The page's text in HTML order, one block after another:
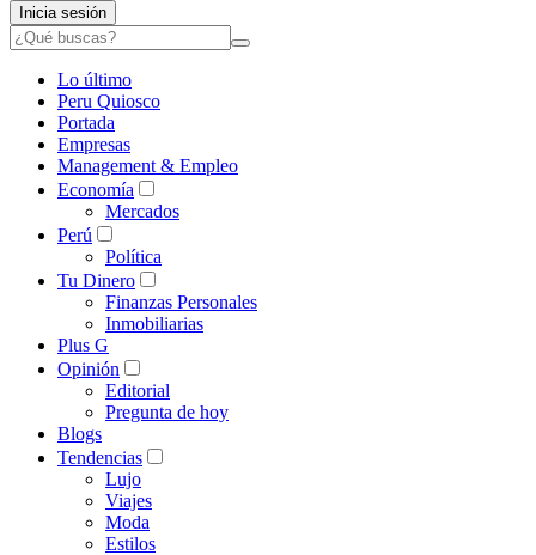
Inicia sesión
Lo último
Peru Quiosco
Portada
Empresas
Management & Empleo
Economía
Mercados
Perú
Política
Tu Dinero
Finanzas Personales
Inmobiliarias
Plus G
Opinión
Editorial
Pregunta de hoy
Blogs
Tendencias
Lujo
Viajes
Moda
Estilos